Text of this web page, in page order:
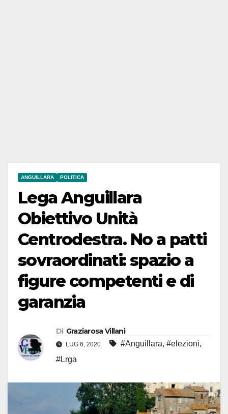
ANGUILLARA POLITICA
Lega Anguillara
Obiettivo Unità
Centrodestra. No a patti
sovraordinati: spazio a
figure competenti e di
garanzia
Di Graziarosa Villani
LUG 6, 2020 #Anguillara, #elezioni,
#Lrga